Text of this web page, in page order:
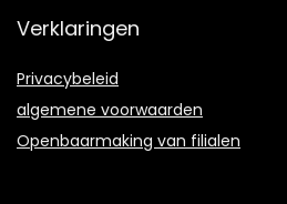
Verklaringen
Privacybeleid
algemene voorwaarden
Openbaarmaking van filialen